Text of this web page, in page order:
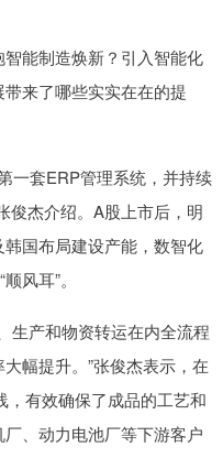
能制造焕新？引入智能化
来了哪些实实在在的提
套ERP管理系统，并持续
俊杰介绍。A股上市后，明
国布局建设产能，数智化
风耳”。
产和物资转运在内全流程
幅提升。”张俊杰表示，在
有效确保了成品的工艺和
、动力电池厂等下游客户